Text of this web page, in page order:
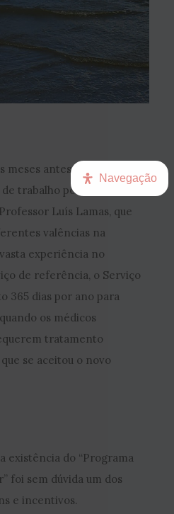
antes da Sofia
trabalho por um dos
Luís Lamas, que
valências na
experiência no
de referência, o Serviço
365 dias por ano para
os médicos
tratamento
se aceitou o novo
existência do “Programa
foi sem dúvida um dos
e incentivos.
Navegação